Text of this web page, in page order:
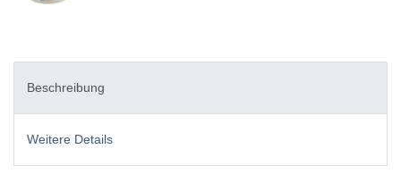
Beschreibung
Weitere Details